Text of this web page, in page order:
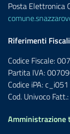
Posta Elettronica
Riferimenti Fiscali
Codice Fiscale:
Partita IVA:
Codice iPA: c_i051
Cod. Univoco Fatt.:
Amministrazione